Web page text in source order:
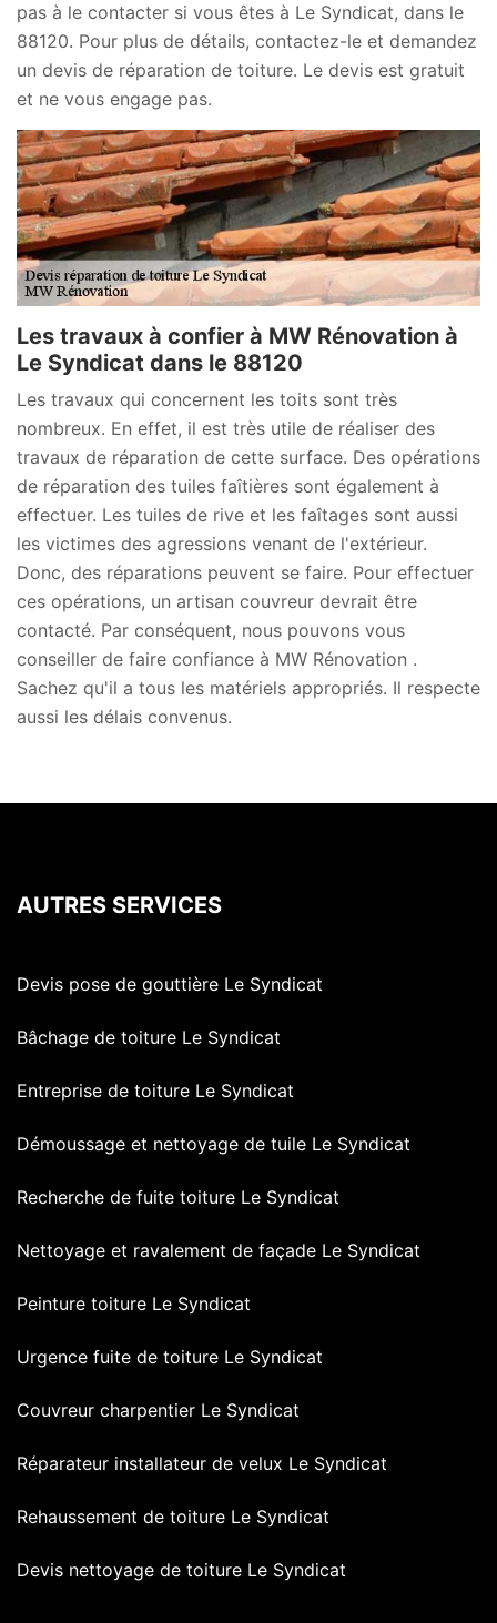
pas à le contacter si vous êtes à Le Syndicat, dans le
88120. Pour plus de détails, contactez-le et demandez
un devis de réparation de toiture. Le devis est gratuit
et ne vous engage pas.
Les travaux à confier à MW Rénovation à
Le Syndicat dans le 88120
Les travaux qui concernent les toits sont très
nombreux. En effet, il est très utile de réaliser des
travaux de réparation de cette surface. Des opérations
de réparation des tuiles faîtières sont également à
effectuer. Les tuiles de rive et les faîtages sont aussi
les victimes des agressions venant de l'extérieur.
Donc, des réparations peuvent se faire. Pour effectuer
ces opérations, un artisan couvreur devrait être
contacté. Par conséquent, nous pouvons vous
conseiller de faire confiance à MW Rénovation .
Sachez qu'il a tous les matériels appropriés. Il respecte
aussi les délais convenus.
AUTRES SERVICES
Devis pose de gouttière Le Syndicat
Bâchage de toiture Le Syndicat
Entreprise de toiture Le Syndicat
Démoussage et nettoyage de tuile Le Syndicat
Recherche de fuite toiture Le Syndicat
Nettoyage et ravalement de façade Le Syndicat
Peinture toiture Le Syndicat
Urgence fuite de toiture Le Syndicat
Couvreur charpentier Le Syndicat
Réparateur installateur de velux Le Syndicat
Rehaussement de toiture Le Syndicat
Devis nettoyage de toiture Le Syndicat